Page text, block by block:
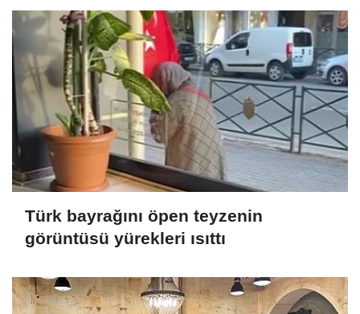
Türk bayrağını öpen teyzenin
görüntüsü yürekleri ısıttı